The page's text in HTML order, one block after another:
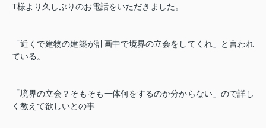
T様より久しぶりのお電話をいただきました。
「近くで建物の建築が計画中で境界の立会をしてくれ」と言われ
ている。
「境界の立会？そもそも一体何をするのか分からない」ので詳し
く教えて欲しいとの事